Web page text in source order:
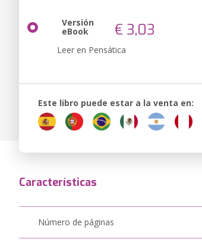
Versión
eBook € 3,03
Leer en Pensática
Este libro puede estar a la venta en:
Características
Número de páginas